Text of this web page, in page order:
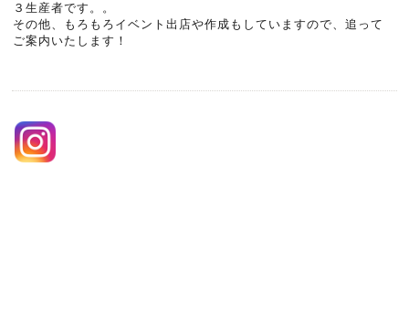
３生産者です。。
その他、もろもろイベント出店や作成もしていますので、追って
ご案内いたします！